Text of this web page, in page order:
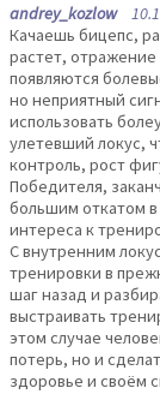
andrey_kozlow
Качаешь бицепс,
растет, отражение
появляются
но неприятный
использовать
улетевший локус,
контроль, рост
Победителя,
большим откатом в
интереса к
С внутренним
тренировки в
шаг назад и
выстраивать
этом случае
потерь, но и
здоровье и своём